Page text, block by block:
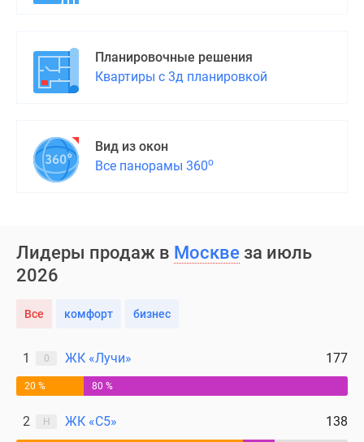
Планировочные решения
Квартиры с 3д планировкой
Вид из окон
Все панорамы 360о
Лидеры продаж в Москве за июль
2026
Все комфорт бизнес
1 0 ЖК «Лучи» 177
20 % 80 %
2 Н ЖК «С5» 138